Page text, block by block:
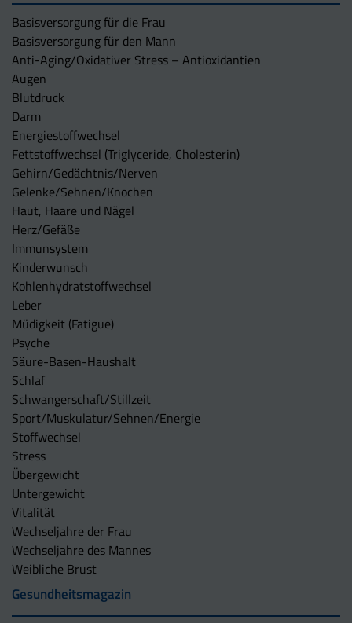
Basisversorgung für die Frau
Basisversorgung für den Mann
Anti-Aging/Oxidativer Stress – Antioxidantien
Augen
Blutdruck
Darm
Energiestoffwechsel
Fettstoffwechsel (Triglyceride, Cholesterin)
Gehirn/Gedächtnis/Nerven
Gelenke/Sehnen/Knochen
Haut, Haare und Nägel
Herz/Gefäße
Immunsystem
Kinderwunsch
Kohlenhydratstoffwechsel
Leber
Müdigkeit (Fatigue)
Psyche
Säure-Basen-Haushalt
Schlaf
Schwangerschaft/Stillzeit
Sport/Muskulatur/Sehnen/Energie
Stoffwechsel
Stress
Übergewicht
Untergewicht
Vitalität
Wechseljahre der Frau
Wechseljahre des Mannes
Weibliche Brust
Gesundheitsmagazin